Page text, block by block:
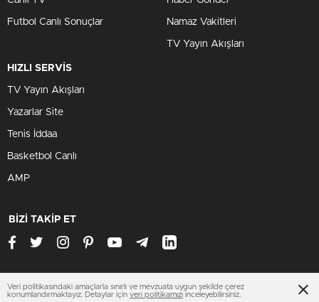
Futbol Canlı Sonuçlar Namaz Vakitleri
TV Yayın Akışları
HIZLI SERVİS
TV Yayın Akışları
Yazarlar Site
Tenis İddaa
Basketbol Canlı
AMP
BİZİ TAKİP ET
www.ankarahastabakici.org
Veri politikasındaki amaçlarla sınırlı ve mevzuata uygun şekilde çerez
konumlandırmaktayız. Detaylar için veri politikamızı inceleyebilirsiniz.